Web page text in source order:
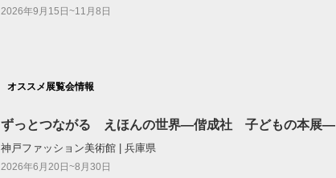
2026年9月15日~11月8日
オススメ展覧会情報
ずっとつながる えほんの世界―偕成社 子どもの本展―
神戸ファッション美術館 | 兵庫県
2026年6月20日~8月30日